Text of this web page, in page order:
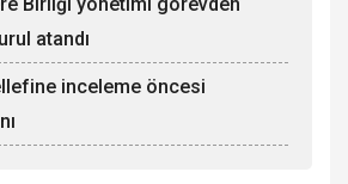
atandı
inceleme öncesi